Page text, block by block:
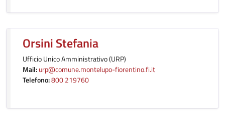
Orsini Stefania
Ufficio Unico Amministrativo (URP)
Mail:urp@comune.montelupo-fiorentino.fi.it
Telefono:800 219760